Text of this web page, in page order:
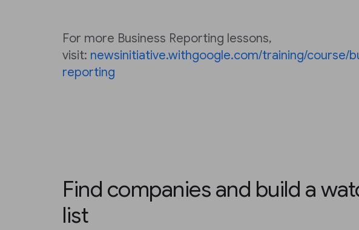
For more Business Reporting lessons,
visit: newsinitiative.withgoogle.com/training/course/
reporting
Find companies and build a
list